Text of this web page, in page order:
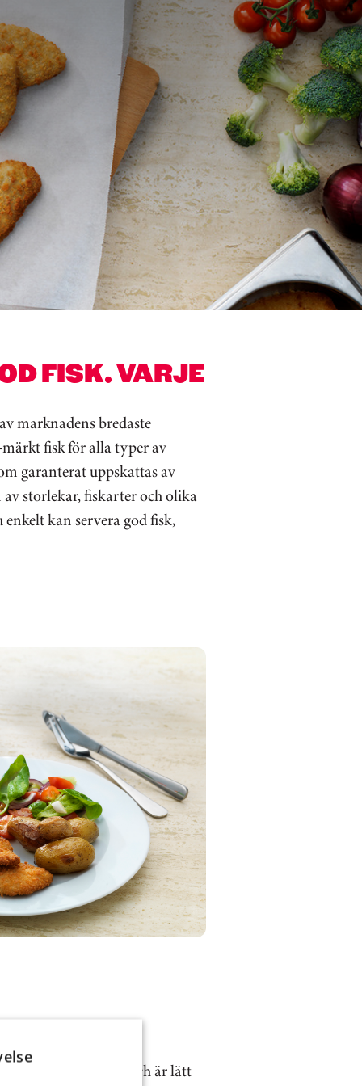
FISK. VARJE
marknadens bredaste
fisk för alla typer av
garanterat uppskattas av
storlekar, fiskarter och olika
kan servera god fisk,
PANAD
varmhållning och är lätt